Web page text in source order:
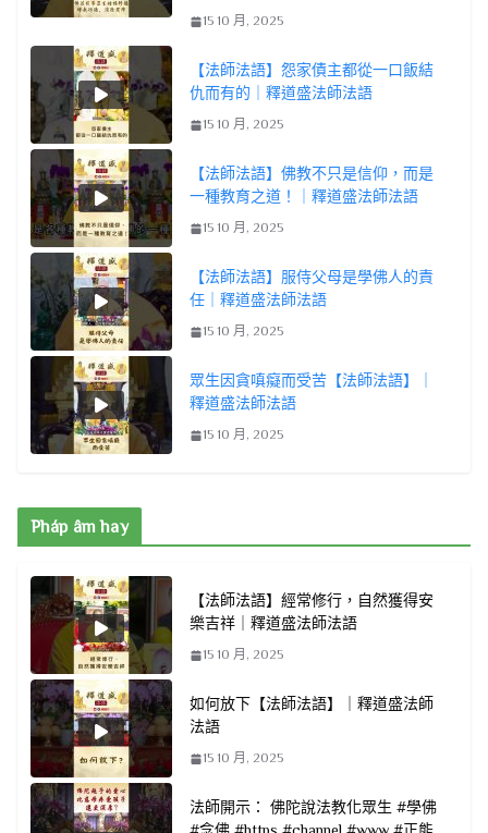
15 10 月, 2025
【法師法語】怨家債主都從一口飯結
仇而有的｜釋道盛法師法語
15 10 月, 2025
【法師法語】佛教不只是信仰，而是
一種教育之道！｜釋道盛法師法語
15 10 月, 2025
【法師法語】服侍父母是學佛人的責
任｜釋道盛法師法語
15 10 月, 2025
眾生因貪嗔癡而受苦【法師法語】｜
釋道盛法師法語
15 10 月, 2025
Pháp âm hay
【法師法語】經常修行，自然獲得安
樂吉祥｜釋道盛法師法語
15 10 月, 2025
如何放下【法師法語】｜釋道盛法師
法語
15 10 月, 2025
法師開示： 佛陀說法教化眾生 #學佛